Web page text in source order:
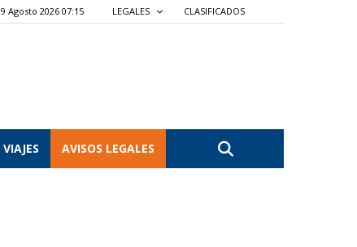
9 Agosto 2026 07:15 LEGALES CLASIFICADOS
VIAJES AVISOS LEGALES